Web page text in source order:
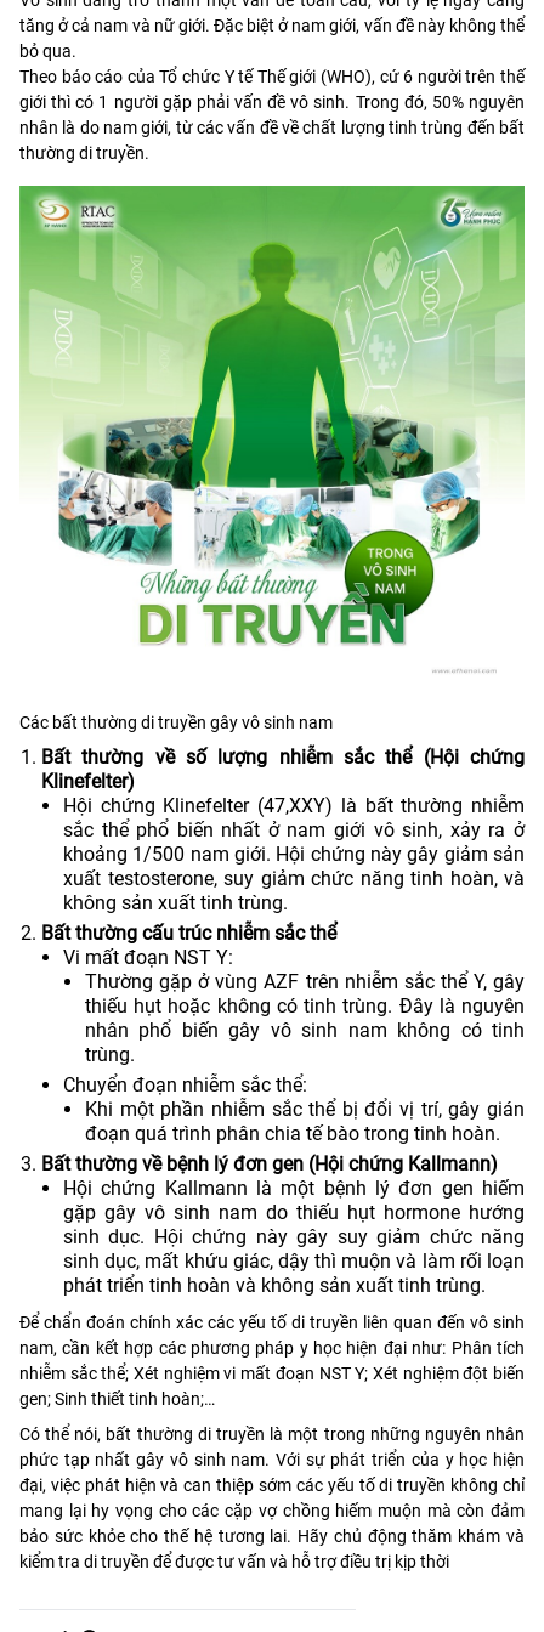
tăng ở cả nam và nữ giới. Đặc biệt ở nam giới, vấn đề này không thể
bỏ qua.
Theo báo cáo của Tổ chức Y tế Thế giới (WHO), cứ 6 người trên thế
giới thì có 1 người gặp phải vấn đề vô sinh. Trong đó, 50% nguyên
nhân là do nam giới, từ các vấn đề về chất lượng tinh trùng đến bất
thường di truyền.
Các bất thường di truyền gây vô sinh nam
Bất thường về số lượng nhiễm sắc thể (Hội chứng
Klinefelter)
Hội chứng Klinefelter (47,XXY) là bất thường nhiễm
sắc thể phổ biến nhất ở nam giới vô sinh, xảy ra ở
khoảng 1/500 nam giới. Hội chứng này gây giảm sản
xuất testosterone, suy giảm chức năng tinh hoàn, và
không sản xuất tinh trùng.
Bất thường cấu trúc nhiễm sắc thể
Vi mất đoạn NST Y:
Thường gặp ở vùng AZF trên nhiễm sắc thể Y, gây
thiếu hụt hoặc không có tinh trùng. Đây là nguyên
nhân phổ biến gây vô sinh nam không có tinh
trùng.
Chuyển đoạn nhiễm sắc thể:
Khi một phần nhiễm sắc thể bị đổi vị trí, gây gián
đoạn quá trình phân chia tế bào trong tinh hoàn.
Bất thường về bệnh lý đơn gen (Hội chứng Kallmann)
Hội chứng Kallmann là một bệnh lý đơn gen hiếm
gặp gây vô sinh nam do thiếu hụt hormone hướng
sinh dục. Hội chứng này gây suy giảm chức năng
sinh dục, mất khứu giác, dậy thì muộn và làm rối loạn
phát triển tinh hoàn và không sản xuất tinh trùng.
Để chẩn đoán chính xác các yếu tố di truyền liên quan đến vô sinh
nam, cần kết hợp các phương pháp y học hiện đại như: Phân tích
nhiễm sắc thể; Xét nghiệm vi mất đoạn NST Y; Xét nghiệm đột biến
gen; Sinh thiết tinh hoàn;…
Có thể nói, bất thường di truyền là một trong những nguyên nhân
phức tạp nhất gây vô sinh nam. Với sự phát triển của y học hiện
đại, việc phát hiện và can thiệp sớm các yếu tố di truyền không chỉ
mang lại hy vọng cho các cặp vợ chồng hiếm muộn mà còn đảm
bảo sức khỏe cho thế hệ tương lai. Hãy chủ động thăm khám và
kiểm tra di truyền để được tư vấn và hỗ trợ điều trị kịp thời